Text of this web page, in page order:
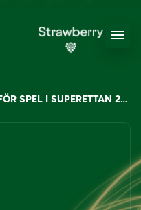
AKROPOLIS IF KLARA FÖR SPEL I SUPERETTAN 2020